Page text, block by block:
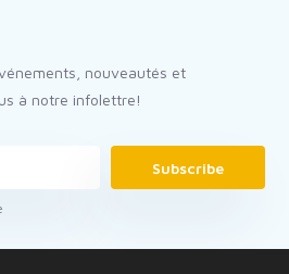
nouveautés et
à notre infolettre!
Subscribe